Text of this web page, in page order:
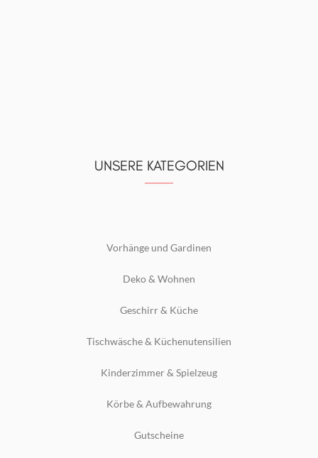
UNSERE KATEGORIEN
Vorhänge und Gardinen
Deko & Wohnen
Geschirr & Küche
Tischwäsche & Küchenutensilien
Kinderzimmer & Spielzeug
Körbe & Aufbewahrung
Gutscheine